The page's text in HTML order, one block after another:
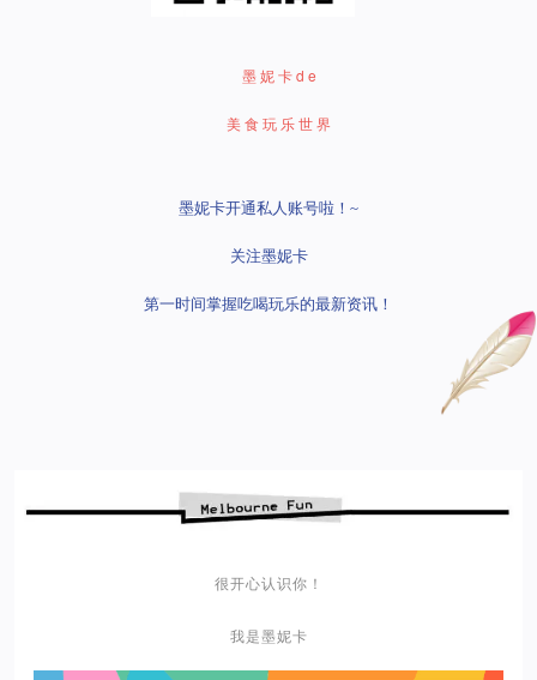
墨妮卡de
美食玩乐世界
墨妮卡开通私人账号啦！~
关注墨妮卡
第一时间掌握吃喝玩乐的最新资讯！
很开心认识你！
我是墨妮卡